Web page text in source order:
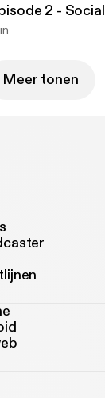
2 - Social
Meer tonen